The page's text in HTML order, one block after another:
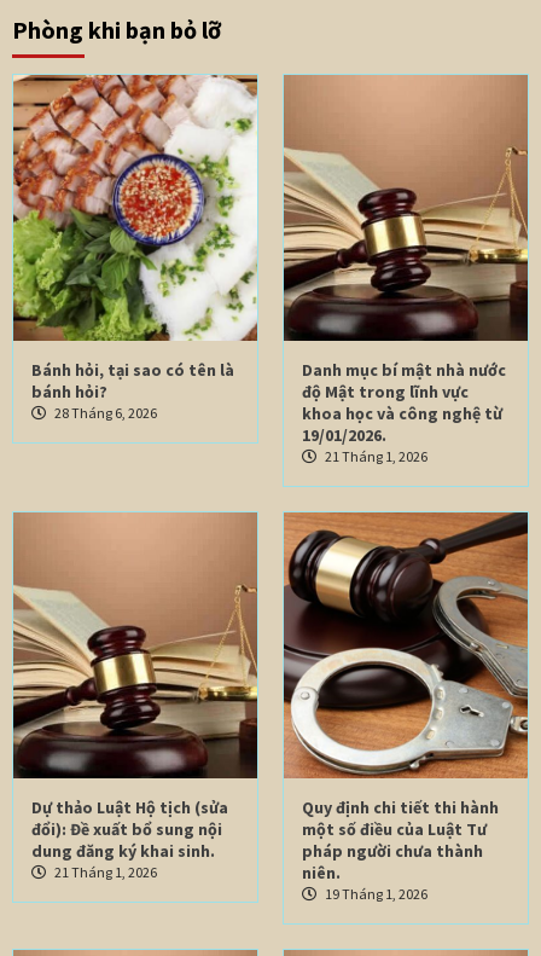
Phòng khi bạn bỏ lỡ
Bánh hỏi, tại sao có tên là
bánh hỏi?
28 Tháng 6, 2026
Danh mục bí mật nhà nước
độ Mật trong lĩnh vực
khoa học và công nghệ từ
19/01/2026.
21 Tháng 1, 2026
Dự thảo Luật Hộ tịch (sửa
đổi): Đề xuất bổ sung nội
dung đăng ký khai sinh.
21 Tháng 1, 2026
Quy định chi tiết thi hành
một số điều của Luật Tư
pháp người chưa thành
niên.
19 Tháng 1, 2026